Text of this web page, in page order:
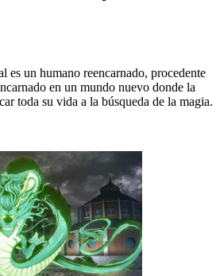
es un humano reencarnado, procedente
en un mundo nuevo donde la
toda su vida a la búsqueda de la magia.